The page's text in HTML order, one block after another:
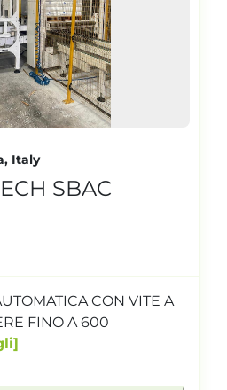
Italy
SBAC
CON VITE A
FINO A 600